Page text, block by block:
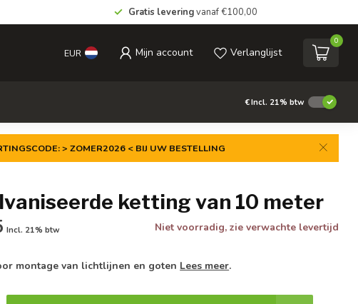
Gratis leveringvanaf €100,00
EUR Mijn account Verlanglijst
0
€Incl. 21% btw
> ZOMER2026 < BIJ UW BESTELLING
ketting van 10 meter
Incl. 21% btw Niet voorradig, zie verwachte levertijd
montage van lichtlijnen en goten Lees meer.